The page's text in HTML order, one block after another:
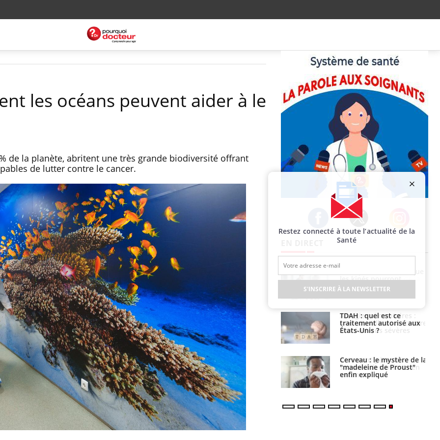
les océans peuvent aider à le
de la planète, abritent une très grande biodiversité offrant
de lutter contre le cancer.
Facebook Twitter Instagram
Le smartphone nuit-il à
l'apprentissage de la
lecture ?
Mordue par une tique en
vacances, elle reste dans
le coma pendant 42 jours
Mordue par un
barracuda, une petite fille
secourue grâce à un
réflexe essentiel
Allergies alimentaires :
une nouvelle arme contre
les réactions sévères
Comment gérer le
sommeil des enfants en
vacances ?
les kinés pourront
bientôt faire
TDAH : quel est ce
traitement autorisé aux
États-Unis ?
Cerveau : le mystère de la
"madeleine de Proust"
enfin expliqué
Restez connecté à toute l’actualité de la
Santé
S'INSCRIRE À LA NEWSLETTER